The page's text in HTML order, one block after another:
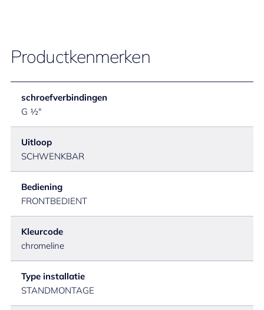
Productkenmerken
schroefverbindingen
G ½"
Uitloop
SCHWENKBAR
Bediening
FRONTBEDIENT
Kleurcode
chromeline
Type installatie
STANDMONTAGE